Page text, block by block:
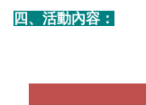
四、活動內容：